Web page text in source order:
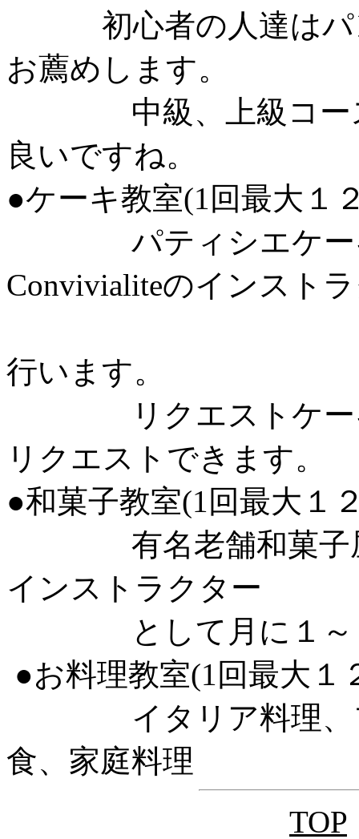
初心者の人達はパン
お薦めします。
中級、上級コース
良いですね。
●ケーキ教室(1回最大１
パティシエケーキ
Convivialiteのインスト
行います。
リクエストケーキ
リクエストできます。
●和菓子教室(1回最大１
有名老舗和菓子屋
インストラクター
として月に１～２
●お料理教室(1回最大１
イタリア料理、フ
食、家庭料理
TOP